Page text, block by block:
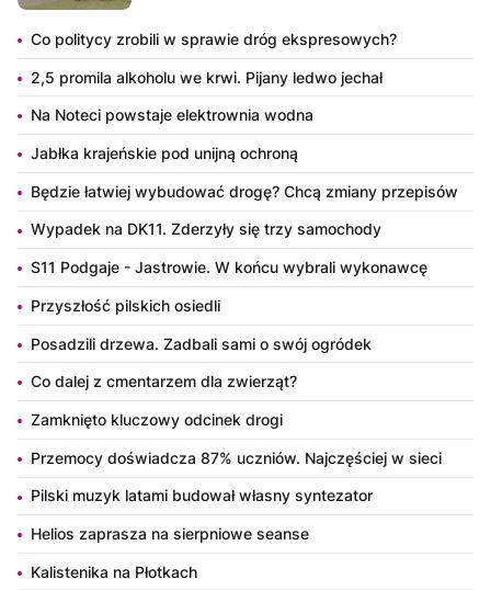
Co politycy zrobili w sprawie dróg ekspresowych?
2,5 promila alkoholu we krwi. Pijany ledwo jechał
Na Noteci powstaje elektrownia wodna
Jabłka krajeńskie pod unijną ochroną
Będzie łatwiej wybudować drogę? Chcą zmiany przepisów
Wypadek na DK11. Zderzyły się trzy samochody
S11 Podgaje - Jastrowie. W końcu wybrali wykonawcę
Przyszłość pilskich osiedli
Posadzili drzewa. Zadbali sami o swój ogródek
Co dalej z cmentarzem dla zwierząt?
Zamknięto kluczowy odcinek drogi
Przemocy doświadcza 87% uczniów. Najczęściej w sieci
Pilski muzyk latami budował własny syntezator
Helios zaprasza na sierpniowe seanse
Kalistenika na Płotkach